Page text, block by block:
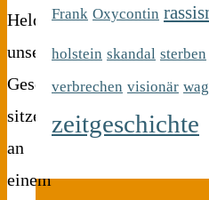
Helden
unserer
Gesellschaft
sitzen
an
einem
Frank Oxycontin
holstein skandal sterben
verbrechen visionär
zeitgeschichte